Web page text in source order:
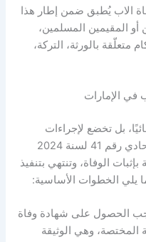
الاب يُطبق ضمن إطار هذا
أو المقيمين المسلمين،
بالورثة، التركة،
في الإمارات
بل تخضع لإجراءات
قانونية محددة نصّ عليها القانون الاتحادي رقم 41 لسنة 2024
الوفاة، وتنتهي بتنفيذ
يلي الخطوات الأساسية:
الحصول على شهادة وفاة
وهي الوثيقة